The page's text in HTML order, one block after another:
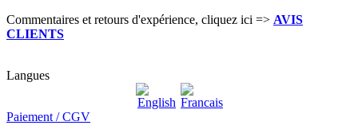
Commentaires et retours d'expérience, cliquez ici => AVIS
CLIENTS
Langues
Paiement / CGV